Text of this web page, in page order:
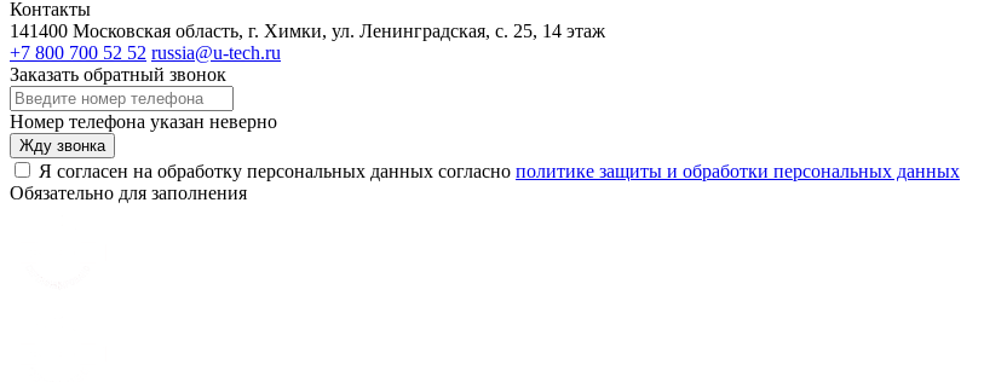
Контакты
141400 Московская область, г. Химки, ул. Ленинградская, с. 25, 14 этаж
+7 800 700 52 52 russia@u-tech.ru
Заказать обратный звонок
Номер телефона указан неверно
Жду звонка
Я согласен на обработку персональных данных согласно политике защиты и обработки персональных данных
Обязательно для заполнения